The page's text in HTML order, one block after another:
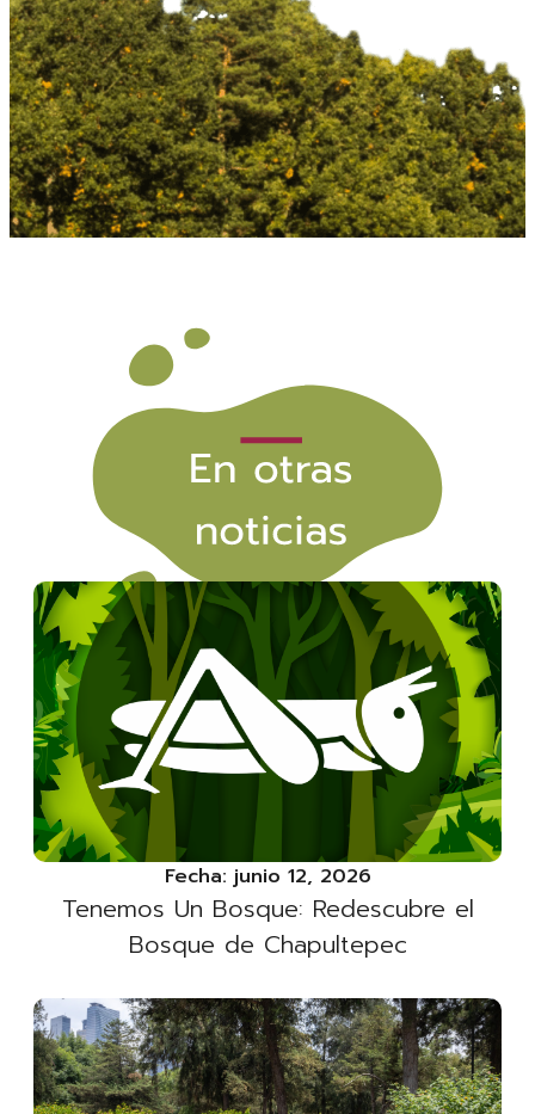
Fecha: junio 12, 2026
Tenemos Un Bosque: Redescubre el
Bosque de Chapultepec